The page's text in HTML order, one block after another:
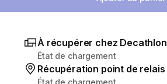
À récupérer chez Decathlon
État de chargement
Récupération point de relais
État de chargement